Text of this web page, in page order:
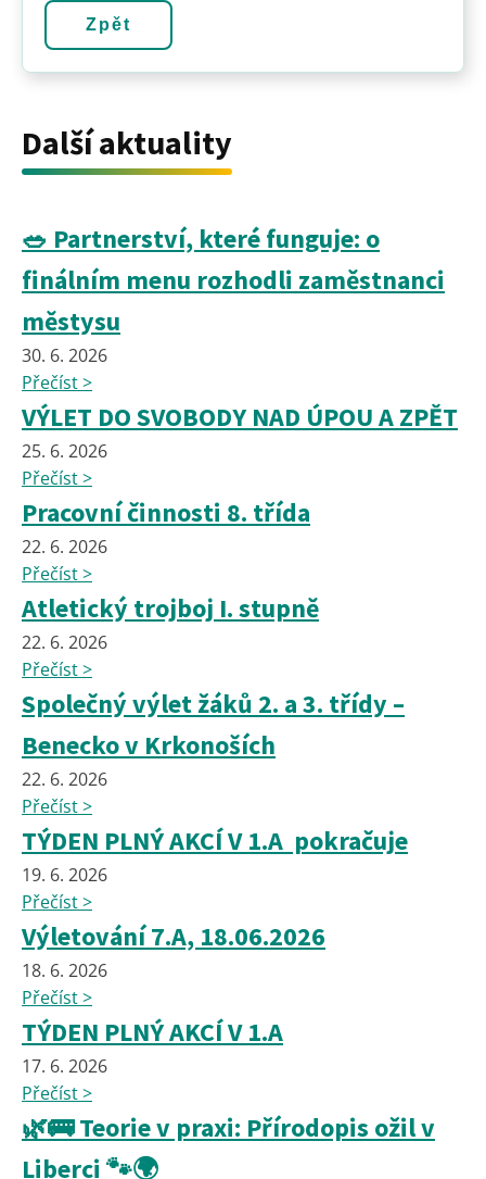
Zpět
Další aktuality
🥗 Partnerství, které funguje: o
finálním menu rozhodli zaměstnanci
městysu
30. 6. 2026
Přečíst >
VÝLET DO SVOBODY NAD ÚPOU A ZPĚT
25. 6. 2026
Přečíst >
Pracovní činnosti 8. třída
22. 6. 2026
Přečíst >
Atletický trojboj I. stupně
22. 6. 2026
Přečíst >
Společný výlet žáků 2. a 3. třídy –
Benecko v Krkonoších
22. 6. 2026
Přečíst >
TÝDEN PLNÝ AKCÍ V 1.A pokračuje
19. 6. 2026
Přečíst >
Výletování 7.A, 18.06.2026
18. 6. 2026
Přečíst >
TÝDEN PLNÝ AKCÍ V 1.A
17. 6. 2026
Přečíst >
🌿🚌 Teorie v praxi: Přírodopis ožil v
Liberci 🐾🌍